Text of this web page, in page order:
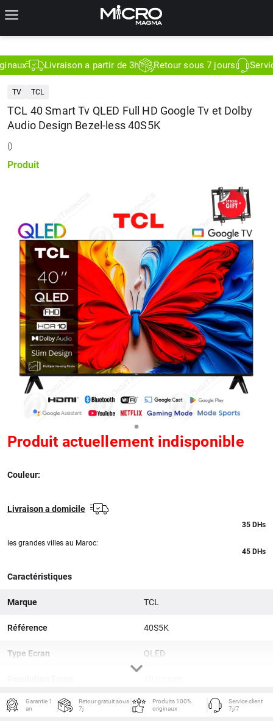
a partir de 3h Retour sous 7 jours Service Client 7j/7
TV TCL
TCL 40 Smart Tv QLED Full HD Google Tv et Dolby
Audio Design Bezel-less 40S5K
()
Produit
Produit actuellement indisponible
Couleur:
Livraison a domicile
35 DHs
les grandes villes au Maroc:
45 DHs
Caractéristiques
Marque TCL
Référence 40S5K
Type Ecran QLED
Dimensions / Poids 892 x 507 x 77 mm
Garantie 1
an
Retour gratuit sous
7j
Produits 100%
originaux
Service client
7j/7